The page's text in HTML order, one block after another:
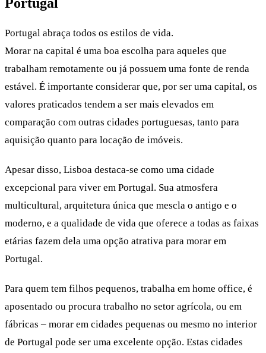
Portugal abraça todos os estilos de vida.
Morar na capital é uma boa escolha para aqueles que
trabalham remotamente ou já possuem uma fonte de renda
estável. É importante considerar que, por ser uma capital, os
valores praticados tendem a ser mais elevados em
comparação com outras cidades portuguesas, tanto para
aquisição quanto para locação de imóveis.
Apesar disso, Lisboa destaca-se como uma cidade
excepcional para viver em Portugal. Sua atmosfera
multicultural, arquitetura única que mescla o antigo e o
moderno, e a qualidade de vida que oferece a todas as faixas
etárias fazem dela uma opção atrativa para morar em
Portugal.
Para quem tem filhos pequenos, trabalha em home office, é
aposentado ou procura trabalho no setor agrícola, ou em
fábricas – morar em cidades pequenas ou mesmo no interior
de Portugal pode ser uma excelente opção. Estas cidades